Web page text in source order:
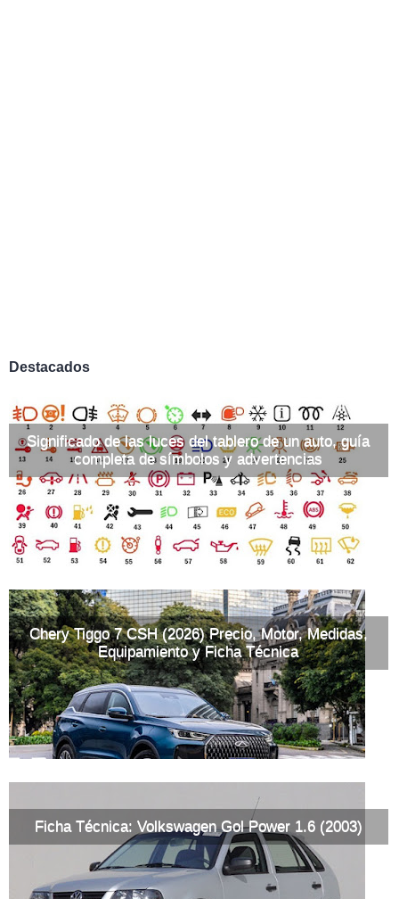
Destacados
Significado de las luces del tablero de un auto, guía
completa de símbolos y advertencias
Chery Tiggo 7 CSH (2026) Precio, Motor, Medidas,
Equipamiento y Ficha Técnica
Ficha Técnica: Volkswagen Gol Power 1.6 (2003)